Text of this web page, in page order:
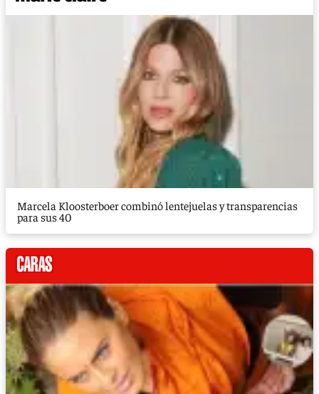
Marcela Kloosterboer combinó lentejuelas y transparencias
para sus 40